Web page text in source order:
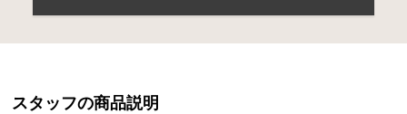
スタッフの商品説明